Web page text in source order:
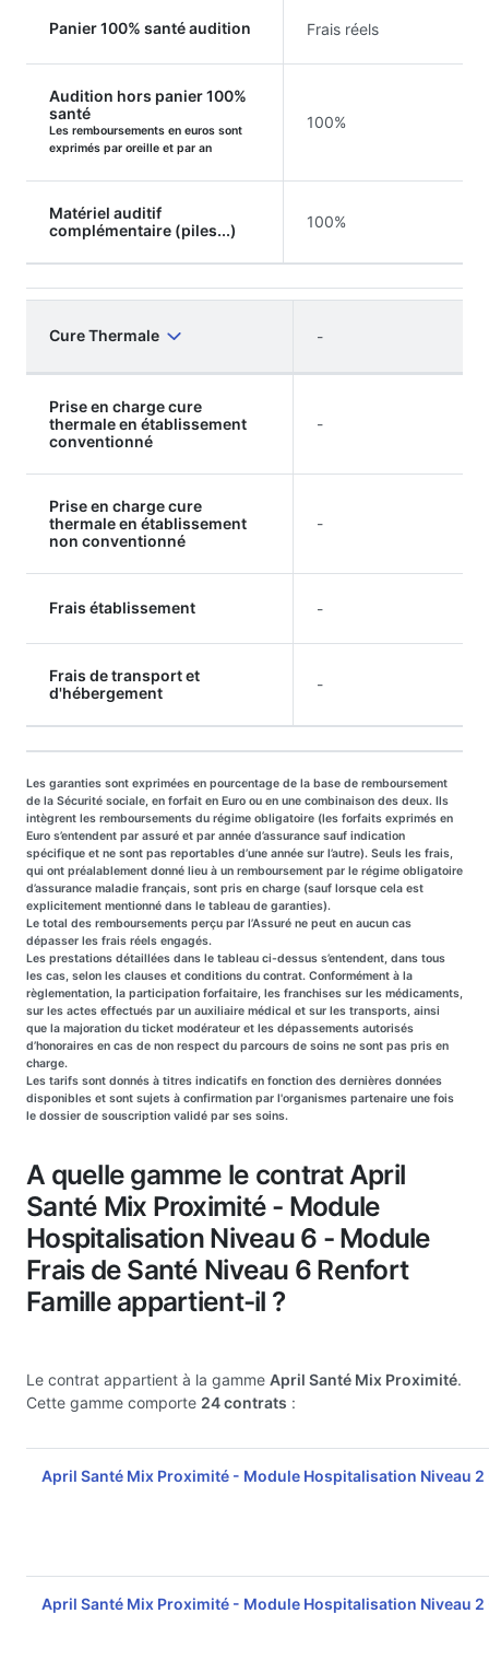
Panier 100% santé audition Frais réels
Audition hors panier 100%
santé
Les remboursements en euros sont
exprimés par oreille et par an
100%
Matériel auditif
complémentaire (piles...)
100%
Cure Thermale -
Prise en charge cure
thermale en établissement
conventionné
-
Prise en charge cure
thermale en établissement
non conventionné
-
Frais établissement -
Frais de transport et
d'hébergement
-
Les garanties sont exprimées en pourcentage de la base de remboursement
de la Sécurité sociale, en forfait en Euro ou en une combinaison des deux. Ils
intègrent les remboursements du régime obligatoire (les forfaits exprimés en
Euro s’entendent par assuré et par année d’assurance sauf indication
spécifique et ne sont pas reportables d’une année sur l’autre). Seuls les frais,
qui ont préalablement donné lieu à un remboursement par le régime obligatoire
d’assurance maladie français, sont pris en charge (sauf lorsque cela est
explicitement mentionné dans le tableau de garanties).
Le total des remboursements perçu par l’Assuré ne peut en aucun cas
dépasser les frais réels engagés.
Les prestations détaillées dans le tableau ci-dessus s’entendent, dans tous
les cas, selon les clauses et conditions du contrat. Conformément à la
règlementation, la participation forfaitaire, les franchises sur les médicaments,
sur les actes effectués par un auxiliaire médical et sur les transports, ainsi
que la majoration du ticket modérateur et les dépassements autorisés
d’honoraires en cas de non respect du parcours de soins ne sont pas pris en
charge.
Les tarifs sont donnés à titres indicatifs en fonction des dernières données
disponibles et sont sujets à confirmation par l'organismes partenaire une fois
le dossier de souscription validé par ses soins.
A quelle gamme le contrat April
Santé Mix Proximité - Module
Hospitalisation Niveau 6 - Module
Frais de Santé Niveau 6 Renfort
Famille appartient-il ?
Le contrat appartient à la gamme April Santé Mix Proximité.
Cette gamme comporte 24 contrats :
April Santé Mix Proximité - Module Hospitalisation Niveau 2
April Santé Mix Proximité - Module Hospitalisation Niveau 2